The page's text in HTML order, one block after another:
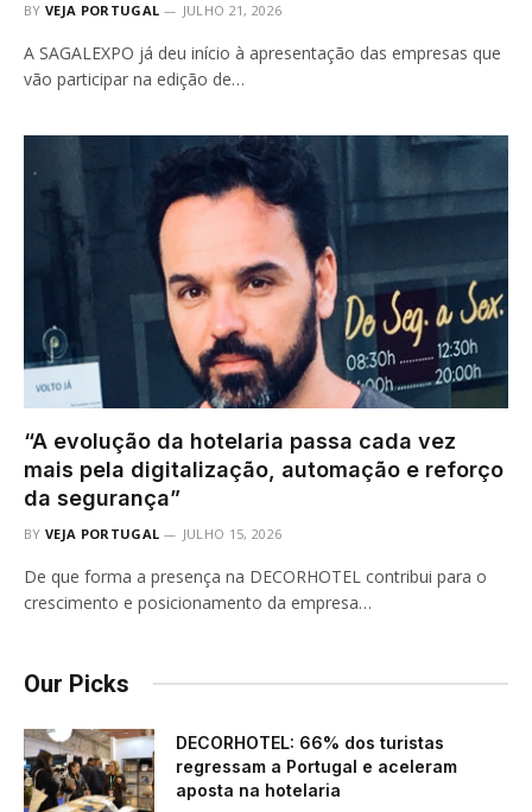
BY VEJA PORTUGAL JULHO 21, 2026
A SAGALEXPO já deu início à apresentação das empresas que
vão participar na edição de…
“A evolução da hotelaria passa cada vez
mais pela digitalização, automação e reforço
da segurança”
BY VEJA PORTUGAL JULHO 15, 2026
De que forma a presença na DECORHOTEL contribui para o
crescimento e posicionamento da empresa…
Our Picks
DECORHOTEL: 66% dos turistas
regressam a Portugal e aceleram
aposta na hotelaria